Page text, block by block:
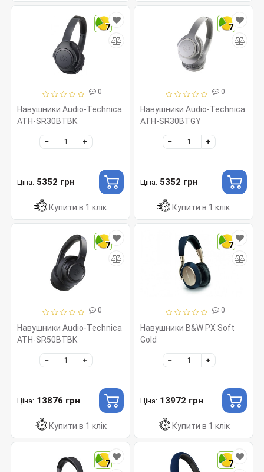
7
0
Навушники Audio-Technica
ATH-SR30BTBK
Ціна: 5352 грн
Купити в 1 клік
7
0
Навушники Audio-Technica
ATH-SR30BTGY
Ціна: 5352 грн
Купити в 1 клік
7
0
Навушники Audio-Technica
ATH-SR50BTBK
Ціна: 13876 грн
Купити в 1 клік
7
0
Навушники B&W PX Soft
Gold
Ціна: 13972 грн
Купити в 1 клік
7 7